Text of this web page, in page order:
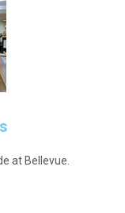
at Bellevue.